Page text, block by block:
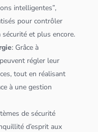
intelligentes”,
pour contrôler
sécurité et plus encore.
: Grâce à
régler leur
tout en réalisant
à une gestion
de sécurité
d’esprit aux